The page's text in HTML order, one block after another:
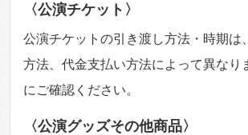
〈公演チケット〉
公演チケットの引き渡し方法・時期は
方法、代金支払い方法によって異なり
にご確認ください。
〈公演グッズその他商品〉